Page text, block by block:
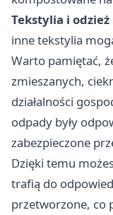
Tekstylia i odzież
inne tekstylia
Warto pamiętać,
zmieszanych,
działalności
odpady były
zabezpieczone
Dzięki temu
trafią do
przetworzone, co